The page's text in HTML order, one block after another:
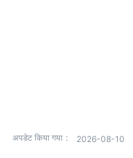
अपडेट किया गया： 2026-08-10